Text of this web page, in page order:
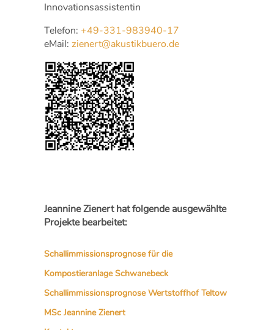
Innovationsassistentin
Telefon: +49-331-983940-17
eMail: zienert@akustikbuero.de
Jeannine Zienert hat folgende ausgewählte
Projekte bearbeitet:
Schallimmissionsprognose für die
Kompostieranlage Schwanebeck
Schallimmissionsprognose Wertstoffhof Teltow
MSc Jeannine Zienert